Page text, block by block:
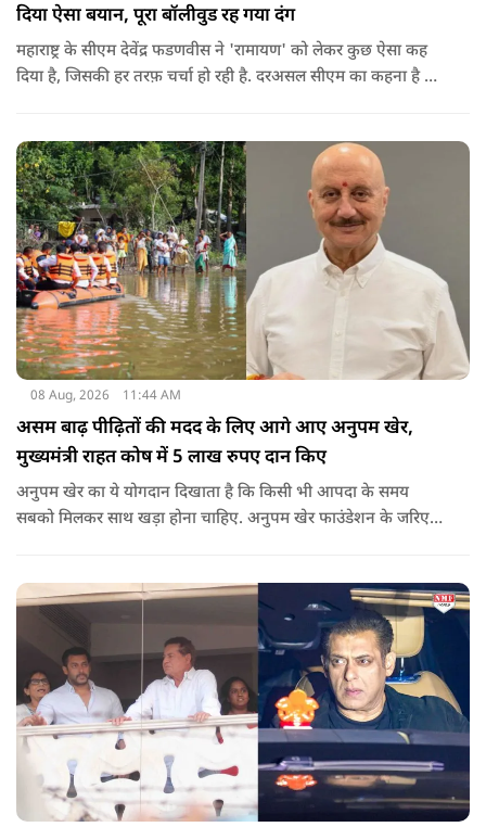
दिया ऐसा बयान, पूरा बॉलीवुड रह गया दंग
महाराष्ट्र के सीएम देवेंद्र फडणवीस ने 'रामायण' को लेकर कुछ ऐसा कह
दिया है, जिसकी हर तरफ़ चर्चा हो रही है. दरअसल सीएम का कहना है कि
08 Aug, 2026 11:44 AM
असम बाढ़ पीढ़ितों की मदद के लिए आगे आए अनुपम खेर,
मुख्यमंत्री राहत कोष में 5 लाख रुपए दान किए
अनुपम खेर का ये योगदान दिखाता है कि किसी भी आपदा के समय
सबको मिलकर साथ खड़ा होना चाहिए. अनुपम खेर फाउंडेशन के जरिए
मदद के लिए उनके द्वारा किया गया ये दान भी उसी कड़ी का एक हिस्सा है.